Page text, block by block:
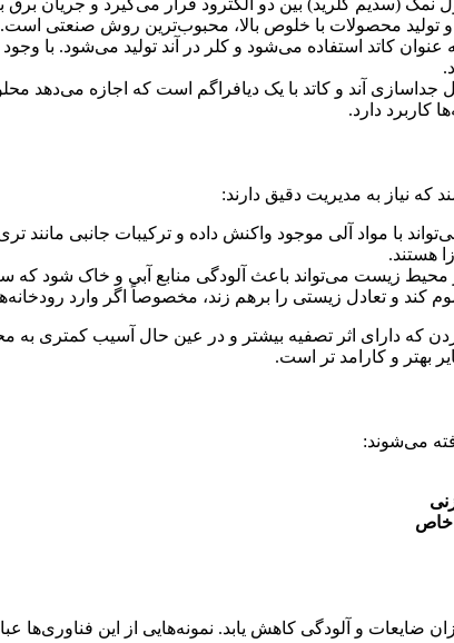
محصولات با خلوص بالا، محبوب‌ترین روش صنعتی است.
کاتد استفاده می‌شود و کلر در آند تولید می‌شود. با
جداسازی آند و کاتد با یک دیافراگم است که اجازه می‌دهد
کاربرد دارد.
نیاز به مدیریت دقیق دارند:
زیست می‌تواند باعث آلودگی منابع آبی و خاک شود که
کند و تعادل زیستی را برهم زند، مخصوصاً اگر وارد
که دارای اثر تصفیه بیشتر و در عین حال آسیب کمتری به
بهتر و کارامد تر است.
می‌شوند:
ضایعات و آلودگی کاهش یابد. نمونه‌هایی از این فناوری‌ها